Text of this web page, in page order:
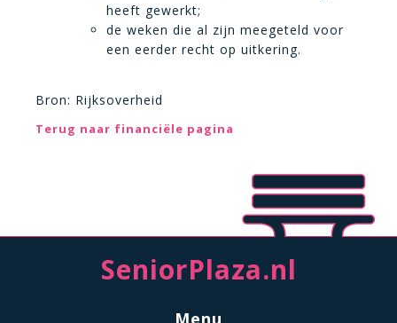
heeft gewerkt;
de weken die al zijn meegeteld voor
een eerder recht op uitkering.
Bron: Rijksoverheid
Terug naar financiële pagina
SeniorPlaza.nl
Menu